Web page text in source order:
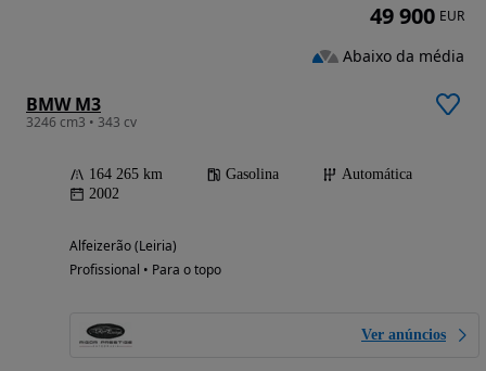
BMW M3
3246 cm3 • 343 cv
164 265 km Gasolina
Automática
2002
Alfeizerão (Leiria)
Profissional • Para o topo
Ver anúncios
49 900 EUR
Abaixo da média